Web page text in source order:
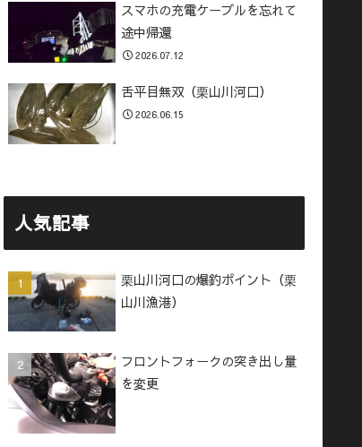
スマホの充電ケーブルを忘れて
途中帰還
2026.07.12
舌平目無双（栗山川河口）
2026.06.15
人気記事
栗山川河口の爆釣ポイント（栗
山川漁港）
フロントフォークの突き出し量
を変更